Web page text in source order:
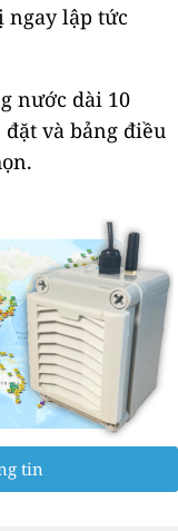
ngay lập tức
nước dài 10
và bảng điều
tin